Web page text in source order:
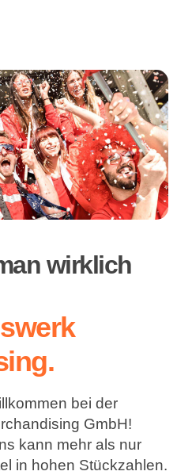
wirklich
bei der
GmbH!
kann mehr als nur
in hohen Stückzahlen.